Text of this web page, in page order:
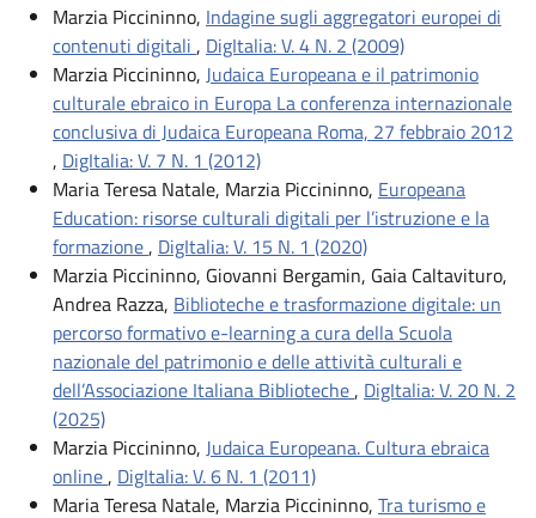
Marzia Piccininno, Indagine sugli aggregatori europei di
contenuti digitali , DigItalia: V. 4 N. 2 (2009)
Marzia Piccininno, Judaica Europeana e il patrimonio
culturale ebraico in Europa La conferenza internazionale
conclusiva di Judaica Europeana Roma, 27 febbraio 2012
, DigItalia: V. 7 N. 1 (2012)
Maria Teresa Natale, Marzia Piccininno, Europeana
Education: risorse culturali digitali per l’istruzione e la
formazione, DigItalia: V. 15 N. 1 (2020)
Marzia Piccininno, Giovanni Bergamin, Gaia Caltavituro,
Andrea Razza, Biblioteche e trasformazione digitale: un
percorso formativo e-learning a cura della Scuola
nazionale del patrimonio e delle attività culturali e
dell’Associazione Italiana Biblioteche, DigItalia: V. 20 N. 2
(2025)
Marzia Piccininno, Judaica Europeana. Cultura ebraica
online, DigItalia: V. 6 N. 1 (2011)
Maria Teresa Natale, Marzia Piccininno, Tra turismo e